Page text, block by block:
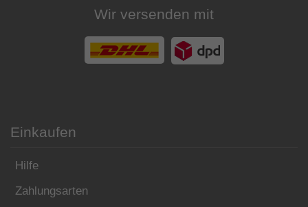
Wir versenden mit
Einkaufen
Hilfe
Zahlungsarten